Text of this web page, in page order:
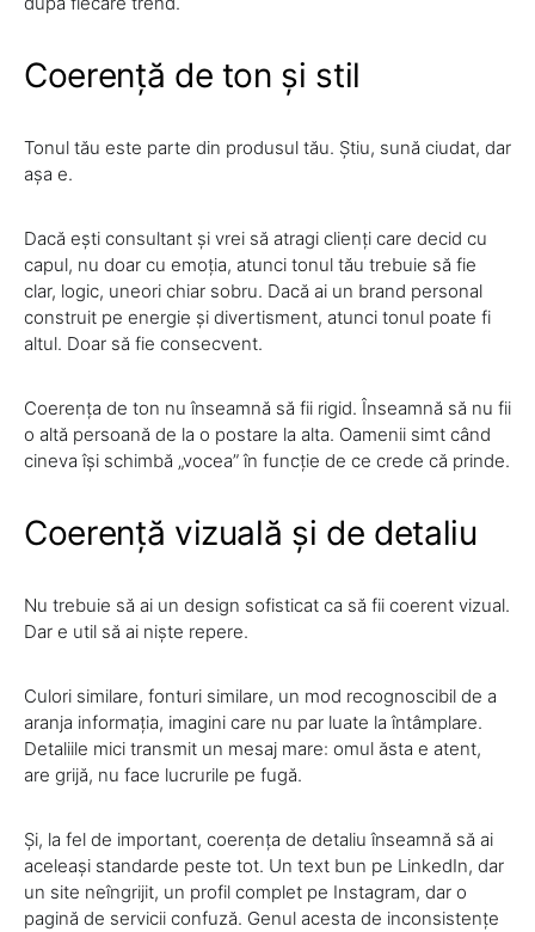
Coerență de ton și stil
Tonul tău este parte din produsul tău. Știu, sună ciudat, dar
așa e.
Dacă ești consultant și vrei să atragi clienți care decid cu
capul, nu doar cu emoția, atunci tonul tău trebuie să fie
clar, logic, uneori chiar sobru. Dacă ai un brand personal
construit pe energie și divertisment, atunci tonul poate fi
altul. Doar să fie consecvent.
Coerența de ton nu înseamnă să fii rigid. Înseamnă să nu fii
o altă persoană de la o postare la alta. Oamenii simt când
cineva își schimbă „vocea” în funcție de ce crede că prinde.
Coerență vizuală și de detaliu
Nu trebuie să ai un design sofisticat ca să fii coerent vizual.
Dar e util să ai niște repere.
Culori similare, fonturi similare, un mod recognoscibil de a
aranja informația, imagini care nu par luate la întâmplare.
Detaliile mici transmit un mesaj mare: omul ăsta e atent,
are grijă, nu face lucrurile pe fugă.
Și, la fel de important, coerența de detaliu înseamnă să ai
aceleași standarde peste tot. Un text bun pe LinkedIn, dar
un site neîngrijit, un profil complet pe Instagram, dar o
pagină de servicii confuză. Genul acesta de inconsistențe